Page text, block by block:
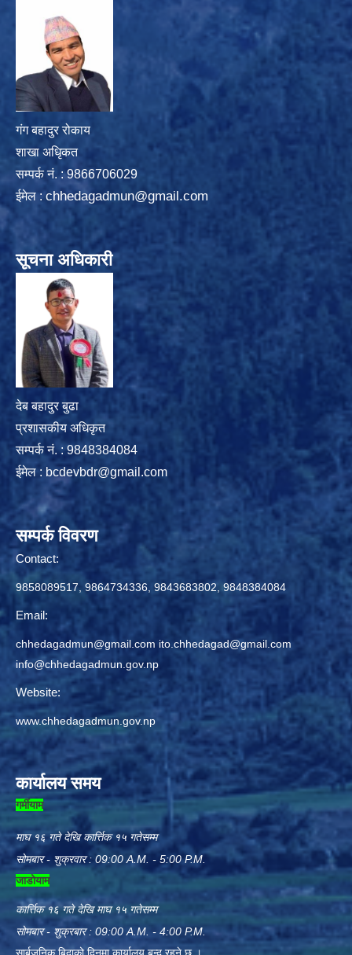
गंग बहादुर रोकाय
शाखा अधिृकत
सम्पर्क न‌ं. : 9866706029
ईमेल : chhedagadmun@gmail.com
सूचना अधिकारी
देब बहादुर बुढा
प्रशासकीय अधिकृत
सम्पर्क नं. : 9848384084
ईमेल : bcdevbdr@gmail.com
सम्पर्क विवरण
Contact:
9858089517, 9864734336, 9843683802, 9848384084
Email:
chhedagadmun@gmail.com ito.chhedagad@gmail.com
info@chhedagadmun.gov.np
Website:
www.chhedagadmun.gov.np
कार्यालय समय
गर्मीयाम
माघ १६ गते देखि कार्त्तिक १५ गतेसम्म
सोमबार - शुक्रवार : 09:00 A.M. - 5:00 P.M.
जाडोयाम
कार्त्तिक १६ गते देखि माघ १५ गतेसम्म
सोमबार - शुक्रबार : 09:00 A.M. - 4:00 P.M.
सार्बजनिक बिदाको दिनमा कार्यालय बन्द रहने छ ।